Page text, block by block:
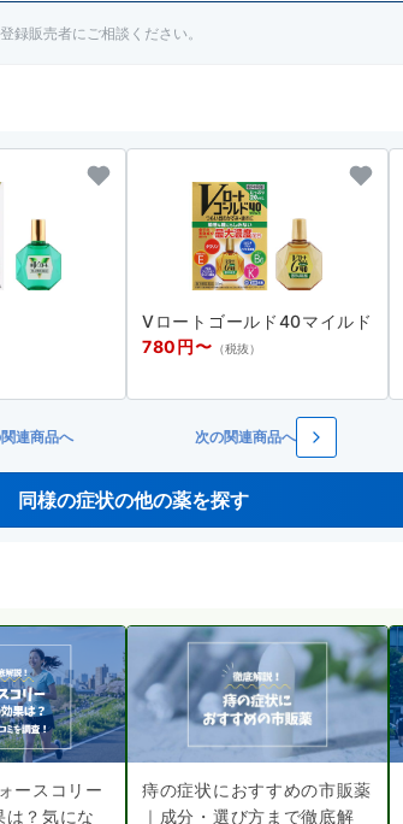
録販売者にご相談ください。
Vロートゴールド40マイルド
780円〜 （税抜）
連商品へ 次の関連商品へ
同様の症状の他の薬を探す
ースコリー
は？気にな
痔の症状におすすめの市販薬
｜成分・選び方まで徹底解